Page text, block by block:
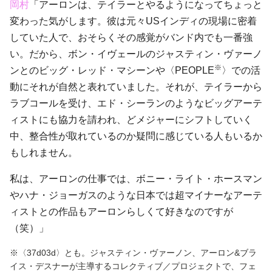
岡村 「アーロンは、テイラーとやるようになってちょっと
変わった気がします。彼は元々USインディの現場に密着
していた人で、おそらくその感覚がバンド内でも一番強
い。だから、ボン・イヴェールのジャスティン・ヴァーノ
ンとのビッグ・レッド・マシーンや〈PEOPLE※ 〉での活
動にそれが自然と表れていました。それが、テイラーから
ラブコールを受け、エド・シーランのようなビッグアーテ
ィストにも協力を請われ、どメジャーにシフトしていく
中、整合性が取れているのか疑問に感じている人もいるか
もしれません。
私は、アーロンの仕事では、ボニー・ライト・ホースマン
やハナ・ジョーガスのような日本では超マイナーなアーテ
ィストとの作品もアーロンらしくて好きなのですが
（笑）」
※〈37d03d〉とも。ジャスティン・ヴァーノン、アーロン&ブラ
イス・デスナーが主導するコレクティブ／プロジェクトで、フェ